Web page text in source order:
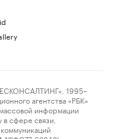
1995–
агентства «РБК»
информации
сфере связи,